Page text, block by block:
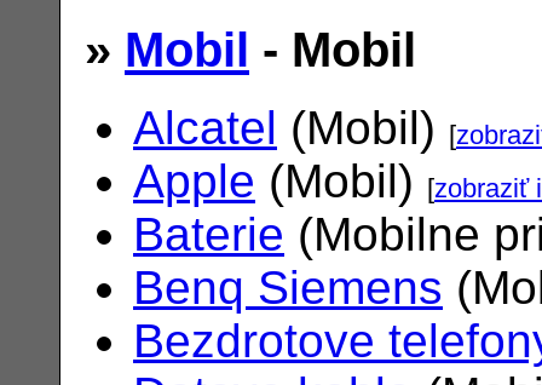
» Mobil - Mobil
Alcatel (Mobil) [
Apple (Mobil) [zobraziť
Baterie (Mobilne
Benq Siemens
Bezdrotove